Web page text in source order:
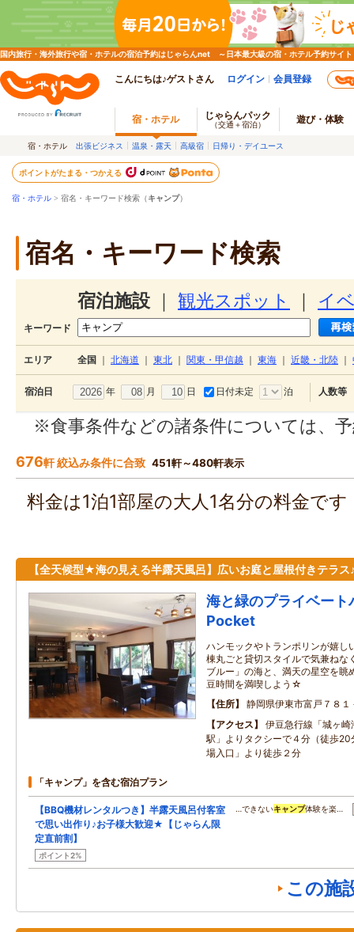
国内旅行・海外旅行や宿・ホテルの宿泊予約はじゃらんnet ～日本最大級の宿・ホテル予約サイト
こんにちは♪ゲストさん ログイン 会員登録
宿・ホテル じゃらんパック
（交通＋宿泊） 遊び・体験
宿・ホテル 出張ビジネス 温泉・露天 高級宿 日帰り・デイユース
ポイントがたまる・つかえる
宿・ホテル > 宿名・キーワード検索（キャンプ）
宿名・キーワード検索
宿泊施設 観光スポット イ
キーワード
エリア 全国 北海道 東北 関東・甲信越 東海 近畿・北陸
宿泊日 年 月 日 日付未定 泊 人数等
※食事条件などの諸条件については、
676軒 絞込み条件に合致 451軒～480軒表示
料金は1泊1部屋の大人1名分の料金で
【全天候型★海の見える半露天風呂】広いお庭と屋根付きテラス
海と緑のプライベー
Pocket
ハンモックやトランポリンが嬉し
棟丸ごと貸切スタイルで気兼ねな
ブルー」の海と、満天の星空を眺
豆時間を満喫しよう☆
住所
静岡県伊東市富戸７８１
アクセス
伊豆急行線「城ヶ
駅」よりタクシーで４分（徒歩
場入口」より徒歩２分
「キャンプ」を含む宿泊プラン
【BBQ機材レンタルつき】半露天風呂付客室
で思い出作り♪お子様大歓迎★【じゃらん限
定直前割】
ポイント2%
…できないキャンプ体験を楽…
この施